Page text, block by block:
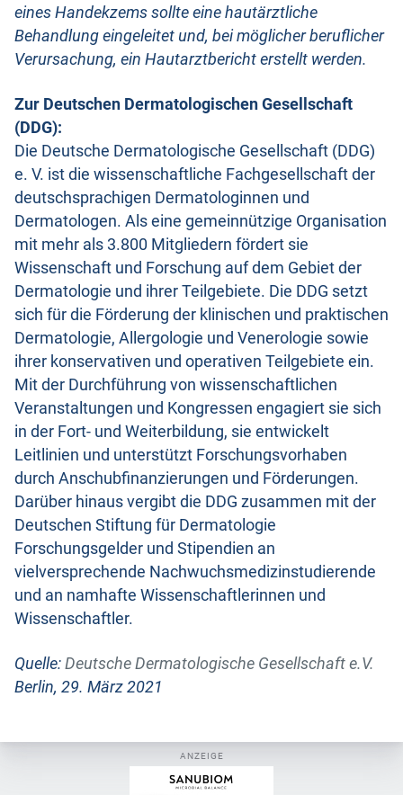
eines Handekzems sollte eine hautärztliche
Behandlung eingeleitet und, bei möglicher beruflicher
Verursachung, ein Hautarztbericht erstellt werden.
Zur Deutschen Dermatologischen Gesellschaft
(DDG):
Die Deutsche Dermatologische Gesellschaft (DDG)
e. V. ist die wissenschaftliche Fachgesellschaft der
deutschsprachigen Dermatologinnen und
Dermatologen. Als eine gemeinnützige Organisation
mit mehr als 3.800 Mitgliedern fördert sie
Wissenschaft und Forschung auf dem Gebiet der
Dermatologie und ihrer Teilgebiete. Die DDG setzt
sich für die Förderung der klinischen und praktischen
Dermatologie, Allergologie und Venerologie sowie
ihrer konservativen und operativen Teilgebiete ein.
Mit der Durchführung von wissenschaftlichen
Veranstaltungen und Kongressen engagiert sie sich
in der Fort- und Weiterbildung, sie entwickelt
Leitlinien und unterstützt Forschungsvorhaben
durch Anschubfinanzierungen und Förderungen.
Darüber hinaus vergibt die DDG zusammen mit der
Deutschen Stiftung für Dermatologie
Forschungsgelder und Stipendien an
vielversprechende Nachwuchsmedizinstudierende
und an namhafte Wissenschaftlerinnen und
Wissenschaftler.
Quelle: Deutsche Dermatologische Gesellschaft e.V.
Berlin, 29. März 2021
ANZEIGE